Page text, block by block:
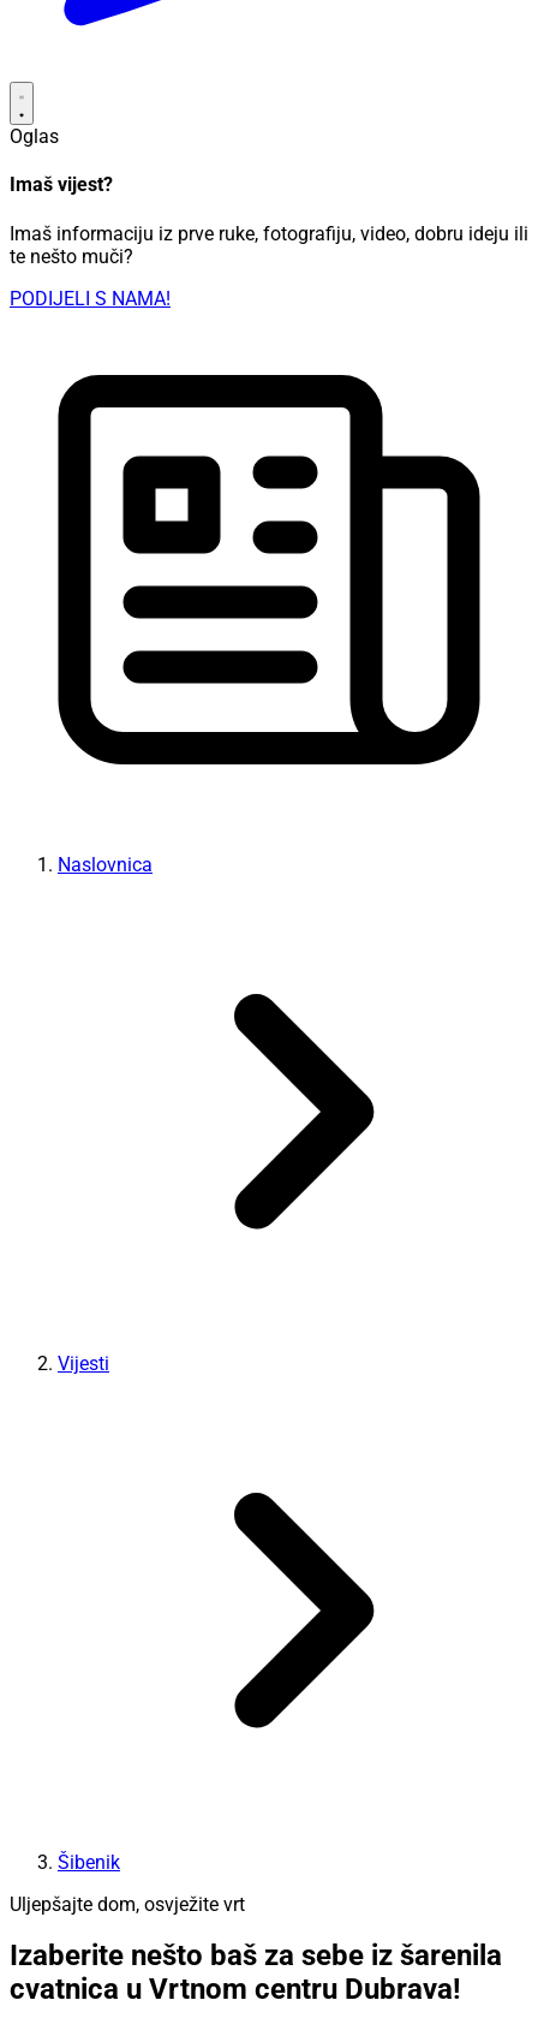
Oglas
Imaš vijest?
Imaš informaciju iz prve ruke, fotografiju, video, dobru ideju ili
te nešto muči?
PODIJELI S NAMA!
Naslovnica
Vijesti
Šibenik
Uljepšajte dom, osvježite vrt
Izaberite nešto baš za sebe iz šarenila
cvatnica u Vrtnom centru Dubrava!